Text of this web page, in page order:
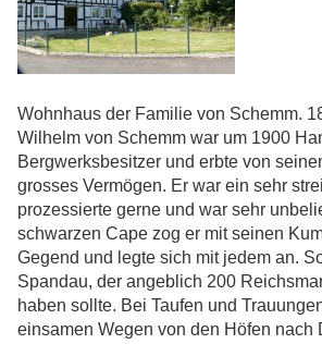
Wohnhaus der Familie von Schemm.
Wilhelm von Schemm war um 1900
Bergwerksbesitzer und erbte von
grosses Vermögen. Er war ein sehr
prozessierte gerne und war sehr
schwarzen Cape zog er mit seinen
Gegend und legte sich mit jedem an.
Spandau, der angeblich 200
haben sollte. Bei Taufen und
einsamen Wegen von den Höfen nach